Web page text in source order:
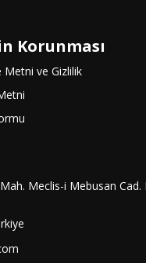
Korunması
Metni ve Gizlilik
Meclis-i Mebusan Cad.